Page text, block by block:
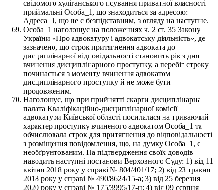
свідомого хуліганського псування приватної власності ­–
приймальні Особа_1, що знаходиться за адресою:
Адреса_1, що не є безпідставним, з огляду на наступне.
Особа_1 наголошує на положеннях ч. 2 ст. 35 Закону
України «Про адвокатуру і адвокатську діяльність», де
зазначено, що строк притягнення адвоката до
дисциплінарної відповідальності становить рік з дня
вчинення дисциплінарного проступку, а перебіг строку
починається з моменту вчинення адвокатом
дисциплінарного проступку й не може бути
продовженим.
Наголошує, що при прийнятті скарги дисциплінарна
палата Кваліфікаційно-дисциплінарної комісії
адвокатури Київської області посилалася на триваючий
характер проступку вчиненого адвокатом Особа_1 та
обчислювала строк для притягнення до відповідальності
з розміщення повідомлення, що, на думку Особа_1, є
необґрунтованим. На підтвердження своїх доводів
наводить наступні постанови Верховного Суду: 1) від 11
квітня 2018 року у справі № 804/401/17; 2) від 23 травня
2018 року у справі № 490/8624/15-а; 3) від 25 березня
2020 року у справі № 175/3995/17-ц; 4) від 09 серпня